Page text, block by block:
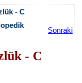
- C
Sonraki
- C